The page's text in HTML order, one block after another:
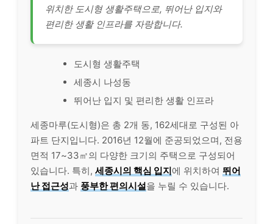
위치한 도시형 생활주택으로, 뛰어난 입지와
편리한 생활 인프라를 자랑합니다.
도시형 생활주택
세종시 나성동
뛰어난 입지 및 편리한 생활 인프라
세종마루(도시형)은 총 2개 동, 162세대로 구성된 아
파트 단지입니다. 2016년 12월에 준공되었으며, 전용
면적 17~33㎡의 다양한 크기의 주택으로 구성되어
있습니다. 특히, 세종시의 핵심 입지에 위치하여 뛰어
난 접근성과 풍부한 편의시설을 누릴 수 있습니다.